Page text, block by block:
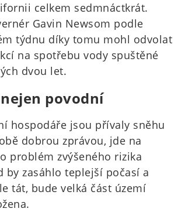
celkem sedmnáctkrát.
Gavin Newsom podle
týdnu díky tomu mohl odvolat
na spotřebu vody spuštěné
dvou let.
povodní
hospodáře jsou přívaly sněhu
dobrou zprávou, jde na
problém zvýšeného rizika
by zasáhlo teplejší počasí a
tát, bude velká část území